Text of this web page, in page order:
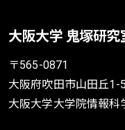
大阪大学 鬼塚研究
〒565-0871
大阪府吹田市山田丘1-5
大阪大学大学院情報科